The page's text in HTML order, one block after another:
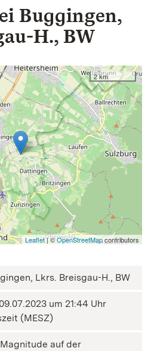
Buggingen,
H., BW
2 km
Leaflet| ©OpenStreetMapcontributors
Lkrs. Breisgau-H., BW
um 21:44 Uhr
(MESZ)
auf der